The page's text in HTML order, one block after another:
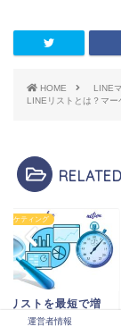
HOME
LINE
LINEリストとは？マ
ーケティング
的なLINEリストの
方と実践テクニック
運営者情報